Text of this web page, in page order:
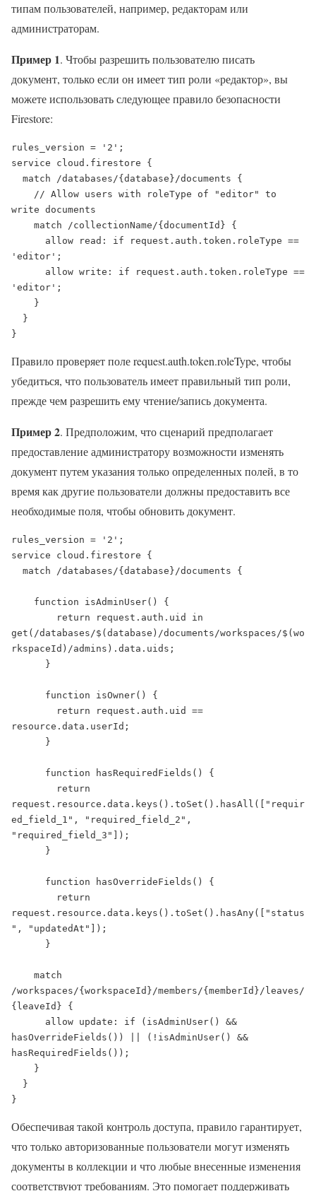
типам пользователей, например, редакторам или
администраторам.
Пример 1. Чтобы разрешить пользователю писать
документ, только если он имеет тип роли «редактор», вы
можете использовать следующее правило безопасности
Firestore:
rules_version = '2';
service cloud.firestore {
write documents
'editor';
'editor';
}
Правило проверяет поле request.auth.token.roleType, чтобы
убедиться, что пользователь имеет правильный тип роли,
прежде чем разрешить ему чтение/запись документа.
Пример 2. Предположим, что сценарий предполагает
предоставление администратору возможности изменять
документ путем указания только определенных полей, в то
время как другие пользователи должны предоставить все
необходимые поля, чтобы обновить документ.
rules_version = '2';
service cloud.firestore {
get(/databases/$(database)/documents/workspaces/$(wo
rkspaceId)/admins).data.uids;
resource.data.userId;
request.resource.data.keys().toSet().hasAll(["requir
ed_field_1", "required_field_2",
"required_field_3"]);
request.resource.data.keys().toSet().hasAny(["status
", "updatedAt"]);
/workspaces/{workspaceId}/members/{memberId}/leaves/
{leaveId} {
hasOverrideFields()) || (!isAdminUser() &&
hasRequiredFields());
}
Обеспечивая такой контроль доступа, правило гарантирует,
что только авторизованные пользователи могут изменять
документы в коллекции и что любые внесенные изменения
соответствуют требованиям. Это помогает поддерживать